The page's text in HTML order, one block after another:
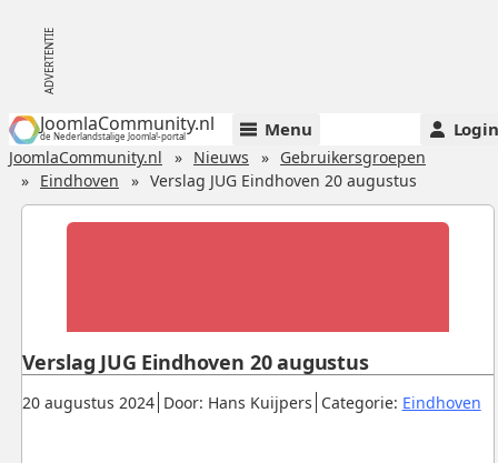
JoomlaCommunity.nl
de Nederlandstalige Joomla!-portal Menu Login
JoomlaCommunity.nl Nieuws
Gebruikersgroepen
Eindhoven
Verslag JUG Eindhoven 20 augustus
Gepubliceerd:
20 augustus 2024. Door: Hans Kuijpers. Categorie: Eindhoven.
Verslag JUG Eindhoven 20 augustus